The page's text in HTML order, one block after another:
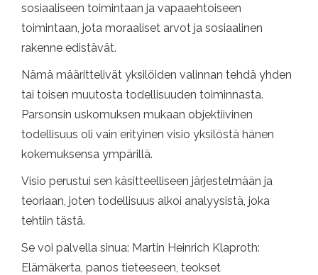
sosiaaliseen toimintaan ja vapaaehtoiseen
toimintaan, jota moraaliset arvot ja sosiaalinen
rakenne edistävät.
Nämä määrittelivät yksilöiden valinnan tehdä yhden
tai toisen muutosta todellisuuden toiminnasta.
Parsonsin uskomuksen mukaan objektiivinen
todellisuus oli vain erityinen visio yksilöstä hänen
kokemuksensa ympärillä.
Visio perustui sen käsitteelliseen järjestelmään ja
teoriaan, joten todellisuus alkoi analyysistä, joka
tehtiin tästä.
Se voi palvella sinua: Martin Heinrich Klaproth:
Elämäkerta, panos tieteeseen, teokset